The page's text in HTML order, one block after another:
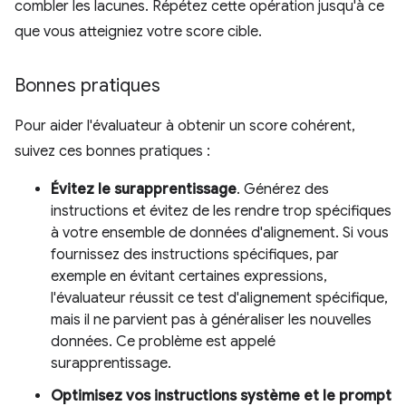
combler les lacunes. Répétez cette opération jusqu'à ce
que vous atteigniez votre score cible.
Bonnes pratiques
Pour aider l'évaluateur à obtenir un score cohérent,
suivez ces bonnes pratiques :
Évitez le surapprentissage. Générez des
instructions et évitez de les rendre trop spécifiques
à votre ensemble de données d'alignement. Si vous
fournissez des instructions spécifiques, par
exemple en évitant certaines expressions,
l'évaluateur réussit ce test d'alignement spécifique,
mais il ne parvient pas à généraliser les nouvelles
données. Ce problème est appelé
surapprentissage.
Optimisez vos instructions système et le prompt